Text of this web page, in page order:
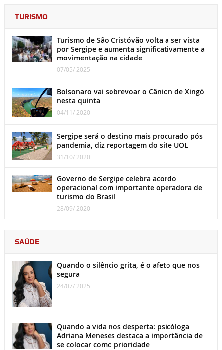
TURISMO
Turismo de São Cristóvão volta a ser vista
por Sergipe e aumenta significativamente a
movimentação na cidade
07/05/ 2025
Bolsonaro vai sobrevoar o Cânion de Xingó
nesta quinta
04/11/ 2020
Sergipe será o destino mais procurado pós
pandemia, diz reportagem do site UOL
31/10/ 2020
Governo de Sergipe celebra acordo
operacional com importante operadora de
turismo do Brasil
28/09/ 2020
SAÚDE
Quando o silêncio grita, é o afeto que nos
segura
24/07/ 2025
Quando a vida nos desperta: psicóloga
Adriana Meneses destaca a importância de
se colocar como prioridade